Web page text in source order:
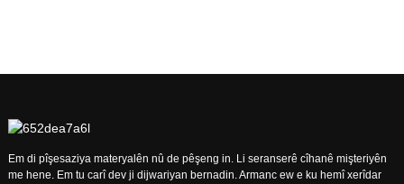
Em di pîşesaziya materyalên nû de pêşeng in. Li seranserê cîhanê mişteriyên
me hene. Em tu carî dev ji dijwariyan bernadin. Armanc ew e ku hemî xerîdar